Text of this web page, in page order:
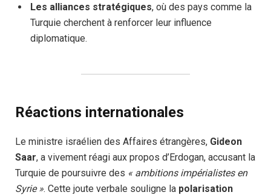
Les alliances stratégiques, où des pays comme la
Turquie cherchent à renforcer leur influence
diplomatique.
Réactions internationales
Le ministre israélien des Affaires étrangères, Gideon
Saar, a vivement réagi aux propos d’Erdogan, accusant la
Turquie de poursuivre des « ambitions impérialistes en
Syrie ». Cette joute verbale souligne la polarisation